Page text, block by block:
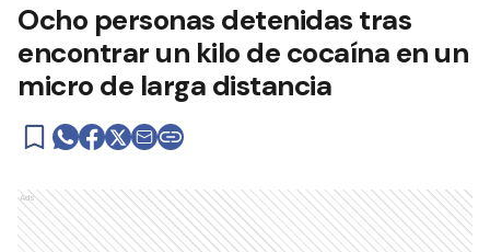
Ocho personas detenidas tras
encontrar un kilo de cocaína en un
micro de larga distancia
Ads